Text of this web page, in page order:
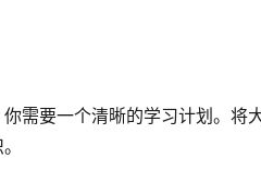
需要一个清晰的学习计划。